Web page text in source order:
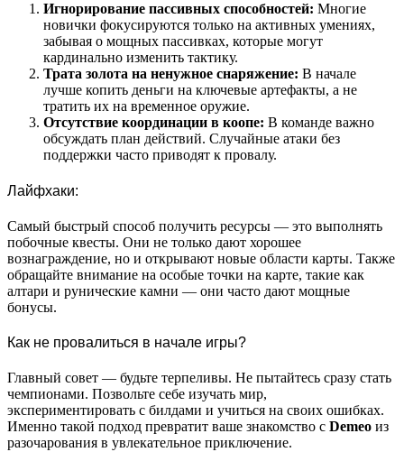
Игнорирование пассивных способностей: Многие
новички фокусируются только на активных умениях,
забывая о мощных пассивках, которые могут
кардинально изменить тактику.
Трата золота на ненужное снаряжение: В начале
лучше копить деньги на ключевые артефакты, а не
тратить их на временное оружие.
Отсутствие координации в коопе: В команде важно
обсуждать план действий. Случайные атаки без
поддержки часто приводят к провалу.
Лайфхаки:
Самый быстрый способ получить ресурсы — это выполнять
побочные квесты. Они не только дают хорошее
вознаграждение, но и открывают новые области карты. Также
обращайте внимание на особые точки на карте, такие как
алтари и рунические камни — они часто дают мощные
бонусы.
Как не провалиться в начале игры?
Главный совет — будьте терпеливы. Не пытайтесь сразу стать
чемпионами. Позвольте себе изучать мир,
экспериментировать с билдами и учиться на своих ошибках.
Именно такой подход превратит ваше знакомство с Demeo из
разочарования в увлекательное приключение.